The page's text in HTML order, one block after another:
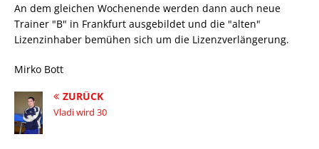
An dem gleichen Wochenende werden dann auch neue
Trainer "B" in Frankfurt ausgebildet und die "alten"
Lizenzinhaber bemühen sich um die Lizenzverlängerung.
Mirko Bott
ZURÜCK
Vladi wird 30